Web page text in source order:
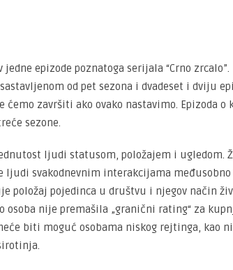
jedne epizode poznatoga serijala “Crno
od pet sezona i dvadeset i dviju
završiti ako ovako nastavimo. Epizoda o
sezone.
ljudi statusom, položajem i ugledom.
ljudi svakodnevnim interakcijama međusobno
položaj pojedinca u društvu i njegov način
osoba nije premašila „granični rating“ za
biti moguć osobama niskog rejtinga, kao